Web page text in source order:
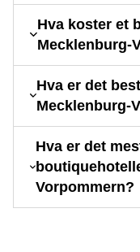
Hva koster et
Mecklenburg-
Hva er det
Mecklenburg-
Hva er det
Vorpommern?